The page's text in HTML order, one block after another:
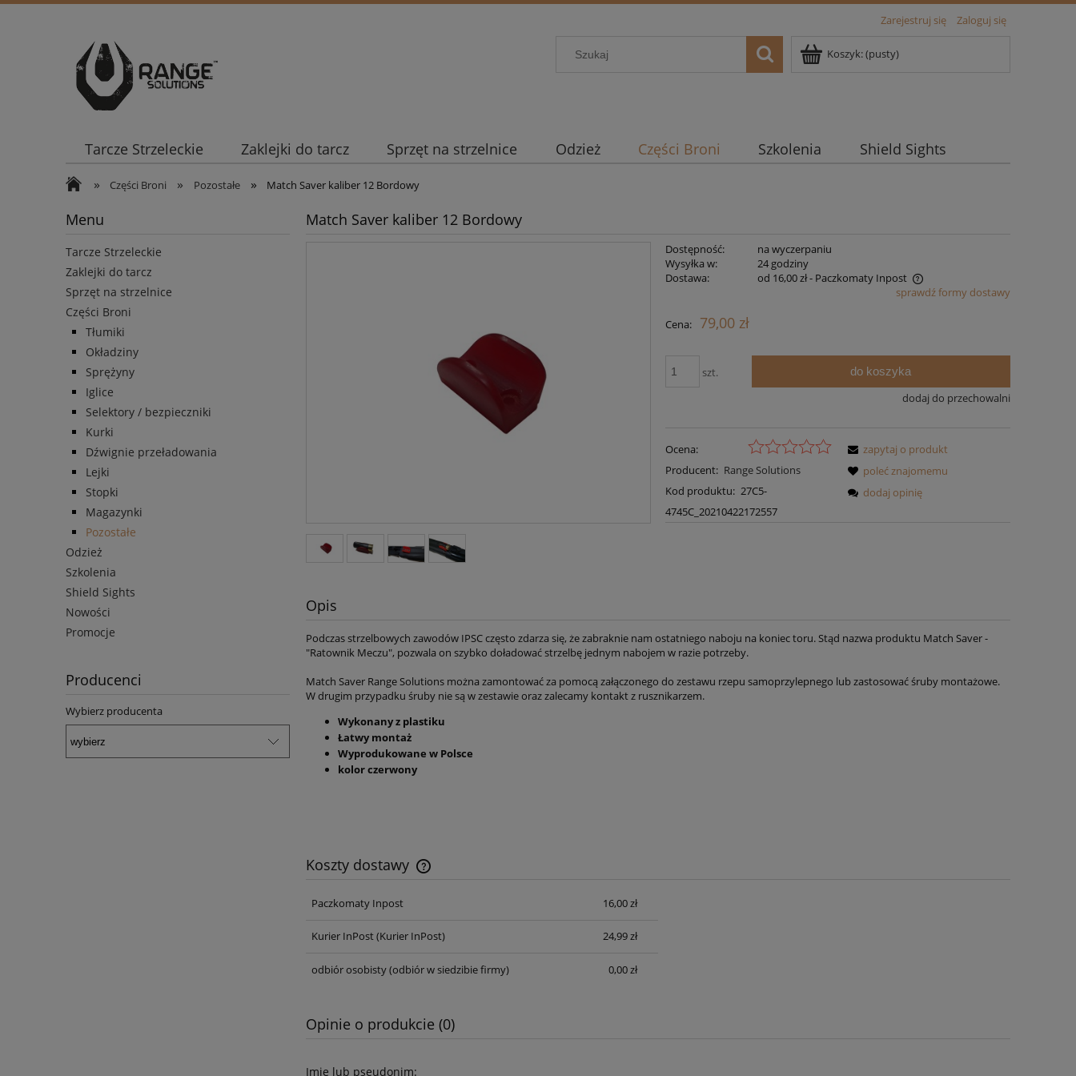
Zarejestruj się Zaloguj się
Koszyk:(pusty)
Tarcze Strzeleckie Zaklejki do tarcz Sprzęt na strzelnice Odzież Części Broni Szkolenia Shield Sights
» Części Broni » Pozostałe » Match Saver kaliber 12 Bordowy
Menu
Tarcze Strzeleckie
Zaklejki do tarcz
Sprzęt na strzelnice
Części Broni
Tłumiki
Okładziny
Sprężyny
Iglice
Selektory / bezpieczniki
Kurki
Dźwignie przeładowania
Lejki
Stopki
Magazynki
Pozostałe
Odzież
Szkolenia
Shield Sights
Nowości
Promocje
Producenci
Wybierz producenta
Match Saver kaliber 12 Bordowy
Dostępność:
na wyczerpaniu
Wysyłka w:
24 godziny
Dostawa:
od 16,00 zł- Paczkomaty Inpost
płatności
sprawdź formy dostawy
Cena: 79,00 zł
szt. do koszyka
dodaj do przechowalni
Ocena:
Producent: Range Solutions
Kod produktu: 27C5-
4745C_20210422172557
zapytaj o produkt
poleć znajomemu
dodaj opinię
Opis
Podczas strzelbowych zawodów IPSC często zdarza się, że zabraknie nam ostatniego naboju na koniec toru. Stąd nazwa produktu Match Saver -
"Ratownik Meczu", pozwala on szybko doładować strzelbę jednym nabojem w razie potrzeby.
Match Saver Range Solutions można zamontować za pomocą załączonego do zestawu rzepu samoprzylepnego lub zastosować śruby montażowe.
W drugim przypadku śruby nie są w zestawie oraz zalecamy kontakt z rusznikarzem.
Wykonany z plastiku
Łatwy montaż
Wyprodukowane w Polsce
kolor czerwony
Koszty dostawy
Cena nie zawiera ewentualnych kosztów
Paczkomaty Inpost 16,00 zł
Kurier InPost(Kurier InPost) 24,99 zł
odbiór osobisty(odbiór w siedzibie firmy) 0,00 zł
Opinie o produkcie (0)
Imię lub pseudonim: